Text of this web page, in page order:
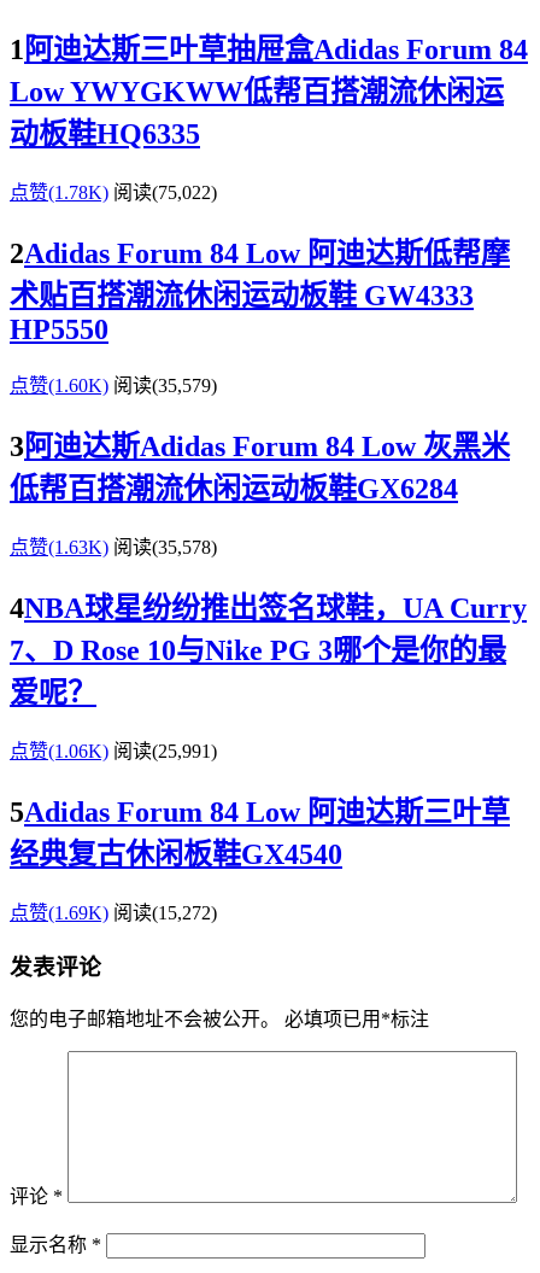
1 阿迪达斯三叶草抽屉盒Adidas Forum 84
Low YWYGKWW低帮百搭潮流休闲运
动板鞋HQ6335
点赞(1.78K) 阅读(75,022)
2Adidas Forum 84 Low 阿迪达斯低帮摩
术贴百搭潮流休闲运动板鞋 GW4333
HP5550
点赞(1.60K) 阅读(35,579)
3阿迪达斯Adidas Forum 84 Low 灰黑米
低帮百搭潮流休闲运动板鞋GX6284
点赞(1.63K) 阅读(35,578)
4NBA球星纷纷推出签名球鞋，UA Curry
7、D Rose 10与Nike PG 3哪个是你的最
爱呢？
点赞(1.06K) 阅读(25,991)
5Adidas Forum 84 Low 阿迪达斯三叶草
经典复古休闲板鞋GX4540
点赞(1.69K) 阅读(15,272)
发表评论
您的电子邮箱地址不会被公开。 必填项已用 *标注
评论 *
显示名称 *